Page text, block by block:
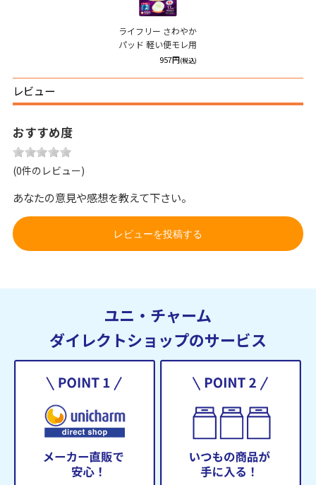
ライフリー さわやか
パッド 軽い便モレ用
957円(税込)
レビュー
おすすめ度
(0件のレビュー)
あなたの意見や感想を教えて下さい。
レビューを投稿する
ユニ・チャーム
ダイレクトショップのサービス